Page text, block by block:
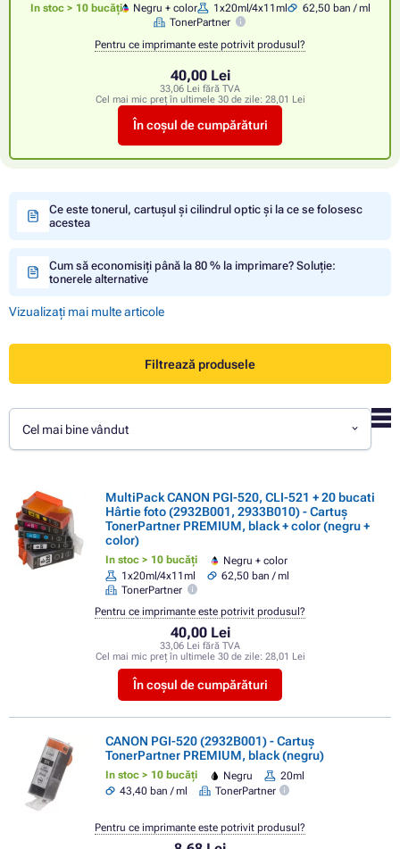
In stoc > 10 bucăți Negru + color 1x20ml/4x11ml
62,50 ban / ml
TonerPartner
Pentru ce imprimante este potrivit produsul?
40,00 Lei
33,06 Lei fără TVA
Cel mai mic preț în ultimele 30 de zile: 28,01 Lei
În coșul de cumpărături
Ce este tonerul, cartușul și cilindrul optic și la ce se folosesc
acestea
Cum să economisiți până la 80 % la imprimare? Soluție:
tonerele alternative
Vizualizați mai multe articole
Filtrează produsele
Cel mai bine vândut
MultiPack CANON PGI-520, CLI-521 + 20 bucati
Hârtie foto (2932B001, 2933B010) - Cartuș
TonerPartner PREMIUM, black + color (negru +
color)
In stoc > 10 bucăți
Negru + color
1x20ml/4x11ml
62,50 ban / ml
TonerPartner
40,00 Lei
33,06 Lei fără TVA
Cel mai mic preț în ultimele 30 de zile: 28,01 Lei
În coșul de cumpărături
Pentru ce imprimante este potrivit produsul?
CANON PGI-520 (2932B001) - Cartuș
TonerPartner PREMIUM, black (negru)
In stoc > 10 bucăți Negru
20ml
43,40 ban / ml
TonerPartner
Pentru ce imprimante este potrivit produsul?